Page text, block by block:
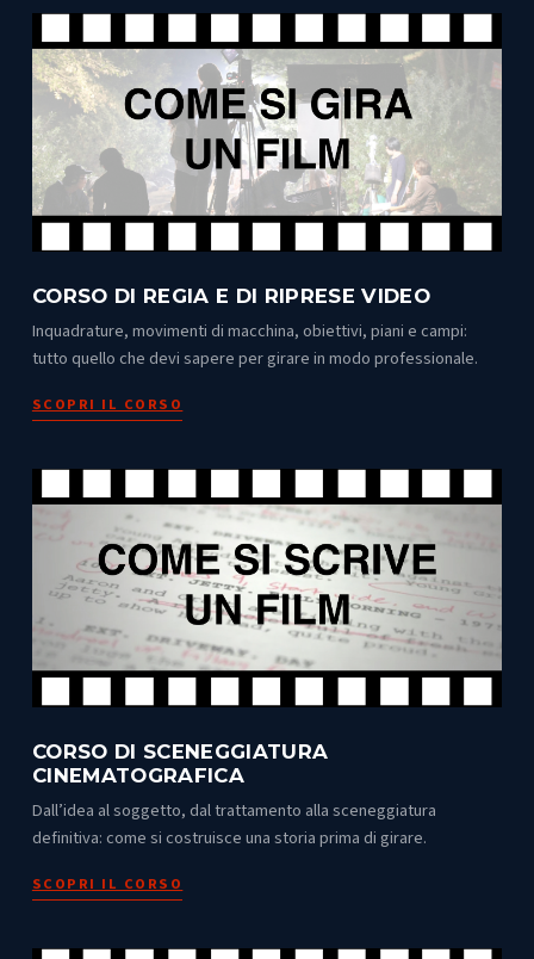
CORSO DI REGIA E DI RIPRESE VIDEO
Inquadrature, movimenti di macchina, obiettivi, piani e campi:
tutto quello che devi sapere per girare in modo professionale.
SCOPRI IL CORSO
CORSO DI SCENEGGIATURA
CINEMATOGRAFICA
Dall’idea al soggetto, dal trattamento alla sceneggiatura
definitiva: come si costruisce una storia prima di girare.
SCOPRI IL CORSO